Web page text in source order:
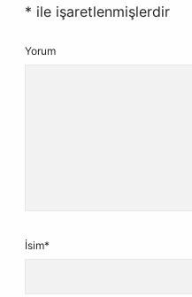
* ile işaretlenmişlerdir
Yorum
İsim*